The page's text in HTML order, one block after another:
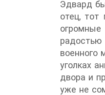
Эдвард
отец,
военного
уголках
двора и
уже не